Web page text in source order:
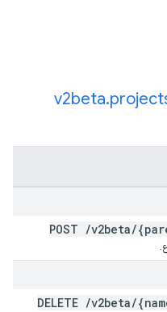
v2beta.
POST /v2beta/
DELETE /v2beta/